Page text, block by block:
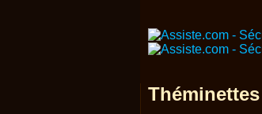
Théminettes